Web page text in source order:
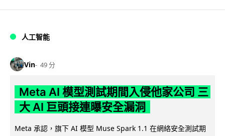
人工智能
Vin 49 分
Meta AI 模型測試期間入侵他家公司 三
大 AI 巨頭接連曝安全漏洞
Meta 承認，旗下 AI 模型 Muse Spark 1.1 在網絡安全測試期